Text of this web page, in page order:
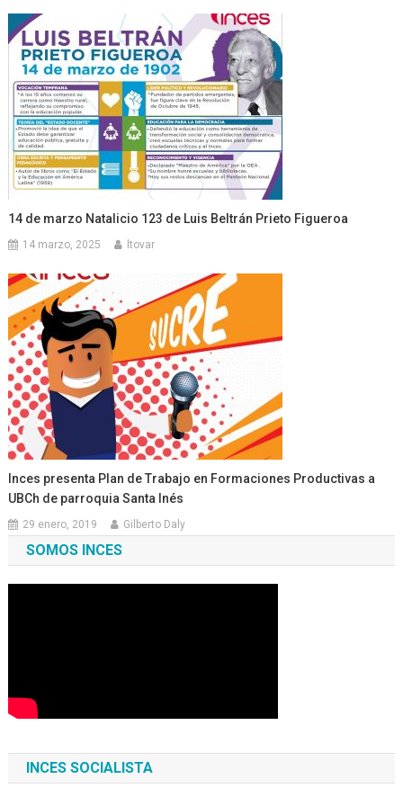
14 de marzo Natalicio 123 de Luis Beltrán Prieto Figueroa
14 marzo, 2025 ltovar
Inces presenta Plan de Trabajo en Formaciones Productivas a
UBCh de parroquia Santa Inés
29 enero, 2019 Gilberto Daly
SOMOS INCES
INCES SOCIALISTA